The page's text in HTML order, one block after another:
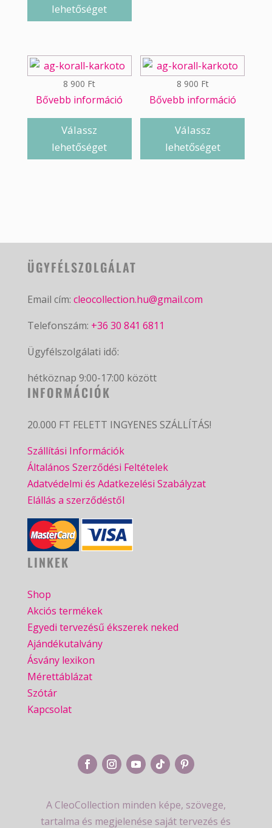
lehetőséget
8 900 Ft
Bővebb információ
Válassz
lehetőséget
8 900 Ft
Bővebb információ
Válassz
lehetőséget
ÜGYFÉLSZOLGÁLAT
Email cím: cleocollection.hu@gmail.com
Telefonszám: +36 30 841 6811
Ügyfélszolgálati idő:
hétköznap 9:00-17:00 között
INFORMÁCIÓK
20.000 FT FELETT INGYENES SZÁLLÍTÁS!
Szállítási Információk
Általános Szerződési Feltételek
Adatvédelmi és Adatkezelési Szabályzat
Elállás a szerződéstől
LINKEK
Shop
Akciós termékek
Egyedi tervezésű ékszerek neked
Ajándékutalvány
Ásvány lexikon
Mérettáblázat
Szótár
Kapcsolat
A CleoCollection minden képe, szövege,
tartalma és megjelenése saját tervezés és